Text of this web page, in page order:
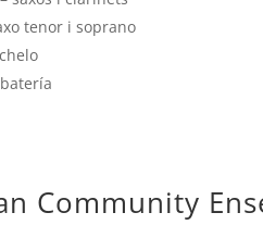
tenor i soprano
Community